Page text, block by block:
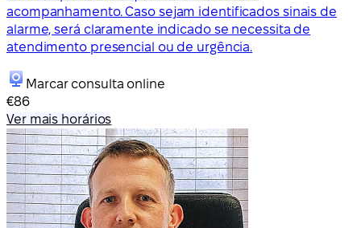
acompanhamento. Caso sejam identificados sinais de
alarme, será claramente indicado se necessita de
atendimento presencial ou de urgência.
Marcar consulta online
€86
Ver mais horários